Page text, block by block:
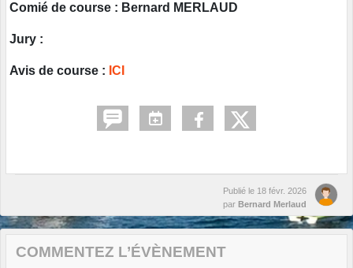
Comié de course : Bernard MERLAUD
Jury :
Avis de course : ICI
Publié le 18 févr. 2026
par Bernard Merlaud
COMMENTEZ L’ÉVÈNEMENT